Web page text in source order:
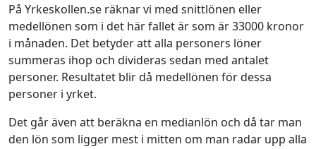
På Yrkeskollen.se räknar vi med snittlönen eller
medellönen som i det här fallet är som är 33000 kronor
i månaden. Det betyder att alla personers löner
summeras ihop och divideras sedan med antalet
personer. Resultatet blir då medellönen för dessa
personer i yrket.
Det går även att beräkna en medianlön och då tar man
den lön som ligger mest i mitten om man radar upp alla